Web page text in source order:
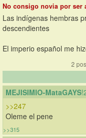
No consigo novia por ser
Las indígenas hembras
descendientes
El imperio español me
2
MEJISIMIO-MataGAYS
>>247
Oleme el pene
>>315